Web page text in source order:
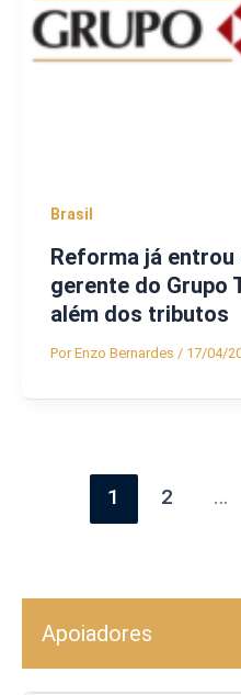
Brasil
Reforma já
gerente do Grupo
além dos tributos
PorEnzo Bernardes / 17/04/
1 2 …
Apoiadores